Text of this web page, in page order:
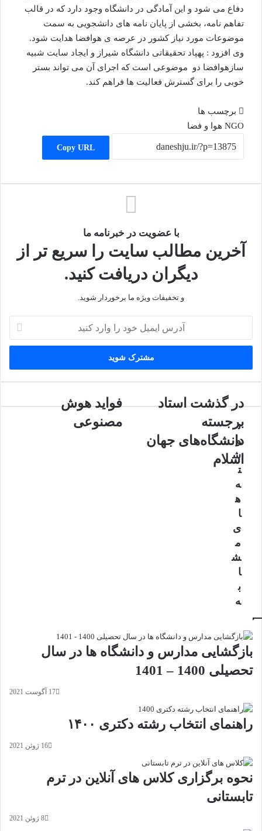
دفاع می شود و این آمادگی در دانشگاه وجود دارد که در قالب
تفاهم نامه، بخشی از پایان نامه های دانشجویی به سمت
موضوعات مورد نیاز کشور در عرصه ی هوافضا هدایت شود.
وی افزود : پهپاد تحقیقاتی دانشگاه شیراز و ایجاد سایت شبیه
سازهوافضا دو موضوعی است که اجرای آن می تواند بستر
خوبی را برای گسترش فعالیت ها فراهم کند.
برچسب ها
NGO هوا و فضا
Copy URL
با عضویت در خبرنامه ما
آخرین مطالب سایت را سریع تر از
دیگران دریافت کنید.
و تخفیفات ویژه ما برخوردار شوید.
خود
وارد
کنید
فواید
هوش
مصنوعی
فواید هوش
مصنوعی
در
گذشت
استاد
برجسته
دانشگاه‌های
جهان
اسلام
در گذشت استاد
برجسته
دانشگاه‌های جهان
اسلام
ن
و
ش
ت
ه
ه
ا
ی
م
ش
ا
ب
ه
بازگشایی مدارس و دانشگاه ها در سال
تحصیلی 1400 – 1401
17 آگوست 2021
راهنمای انتخاب رشته دکتری ۱۴۰۰
16 ژوئن 2021
نحوه برگزاری کلاس های آنلاین در ترم
تابستانی
8 ژوئن 2021